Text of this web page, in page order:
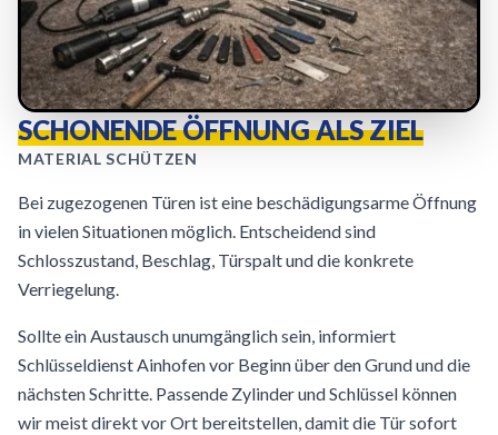
SCHONENDE ÖFFNUNG ALS ZIEL
MATERIAL SCHÜTZEN
Bei zugezogenen Türen ist eine beschädigungsarme Öffnung
in vielen Situationen möglich. Entscheidend sind
Schlosszustand, Beschlag, Türspalt und die konkrete
Verriegelung.
Sollte ein Austausch unumgänglich sein, informiert
Schlüsseldienst Ainhofen vor Beginn über den Grund und die
nächsten Schritte. Passende Zylinder und Schlüssel können
wir meist direkt vor Ort bereitstellen, damit die Tür sofort